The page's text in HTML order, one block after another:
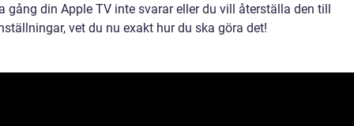
gång din Apple TV inte svarar eller du vill återställa den till
vet du nu exakt hur du ska göra det!